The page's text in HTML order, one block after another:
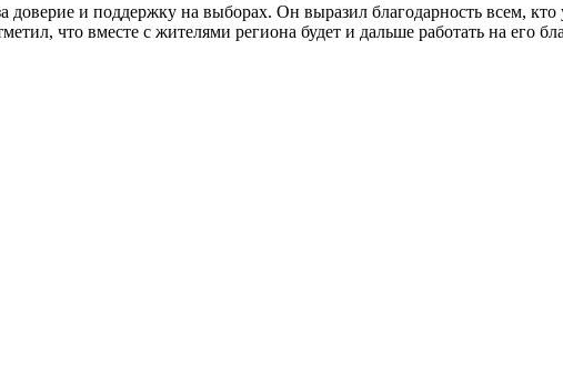
и поддержку на выборах. Он выразил благодарность всем, кто
что вместе с жителями региона будет и дальше работать на его